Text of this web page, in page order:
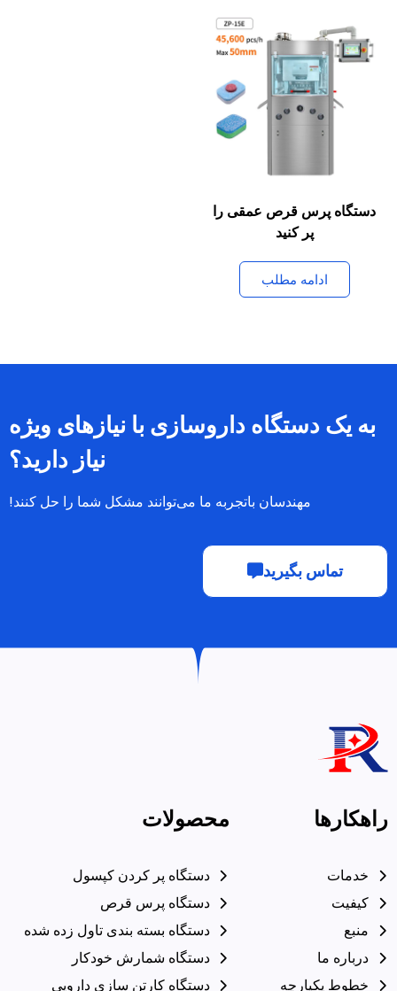
دستگاه پرس قرص عمقی را
پر کنید
ادامه مطلب
به یک دستگاه داروسازی با نیازهای ویژه
نیاز دارید؟
مهندسان باتجربه ما می‌توانند مشکل شما را حل کنند!
تماس بگیرید
راهکارها
خدمات
کیفیت
منبع
درباره ما
خطوط یکپارچه
محصولات
دستگاه پر کردن کپسول
دستگاه پرس قرص
دستگاه بسته بندی تاول زده شده
دستگاه شمارش خودکار
دستگاه کارتن سازی دارویی